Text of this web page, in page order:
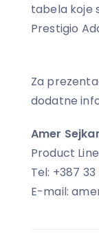
tabela koje
Prestigio
Za
dodatne
Amer
Product
Tel: +387
E-mail: